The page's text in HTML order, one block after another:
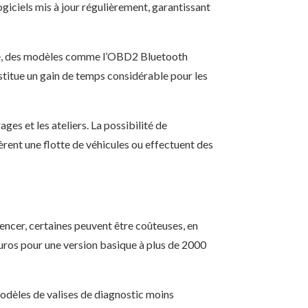
mis à jour régulièrement, garantissant
modèles comme l’OBD2 Bluetooth
un gain de temps considérable pour les
et les ateliers. La possibilité de
une flotte de véhicules ou effectuent des
certaines peuvent être coûteuses, en
pour une version basique à plus de 2000
de valises de diagnostic moins